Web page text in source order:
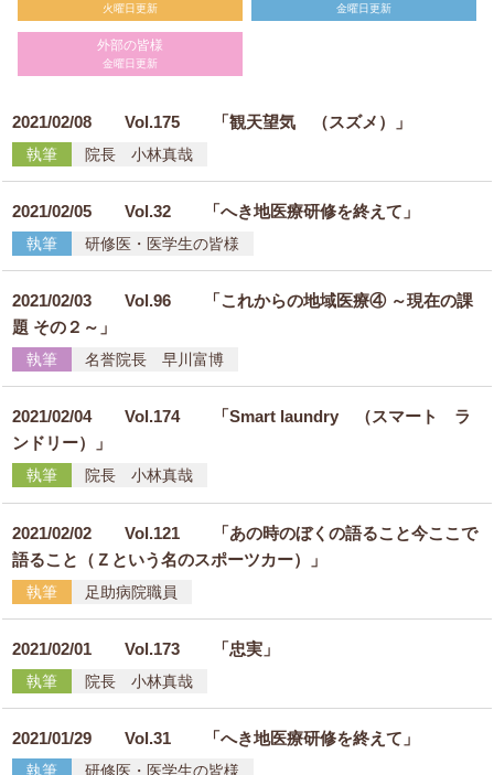
火曜日更新 金曜日更新
外部の皆様
金曜日更新
2021/02/08Vol.175 「観天望気 （スズメ）」
執筆 院長 小林真哉
2021/02/05Vol.32 「へき地医療研修を終えて」
執筆 研修医・医学生の皆様
2021/02/03Vol.96 「これからの地域医療④ ～現在の課
題 その２～」
執筆 名誉院長 早川富博
2021/02/04Vol.174 「Smart laundry （スマート ラ
ンドリー）」
執筆 院長 小林真哉
2021/02/02Vol.121 「あの時のぼくの語ること今ここで
語ること（Ｚという名のスポーツカー）」
執筆 足助病院職員
2021/02/01Vol.173 「忠実」
執筆 院長 小林真哉
2021/01/29Vol.31 「へき地医療研修を終えて」
執筆 研修医・医学生の皆様